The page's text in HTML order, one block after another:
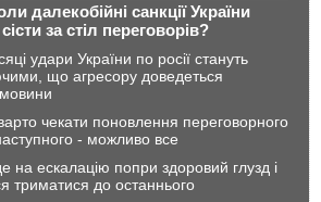
далекобійні санкції України
за стіл переговорів?
удари України по росії стануть
що агресору доведеться
чекати поновлення переговорного
- можливо все
на ескалацію попри здоровий глузд і
триматися до останнього